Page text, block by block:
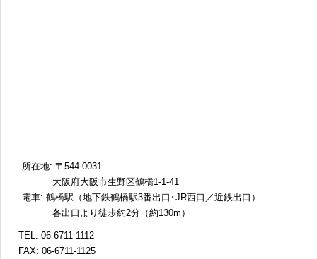
所在地: 〒544-0031
大阪府大阪市生野区鶴橋1-1-41
電車: 鶴橋駅（地下鉄鶴橋駅3番出口･JR西口／近鉄出口）
各出口より徒歩約2分（約130m）
TEL: 06-6711-1112
FAX: 06-6711-1125